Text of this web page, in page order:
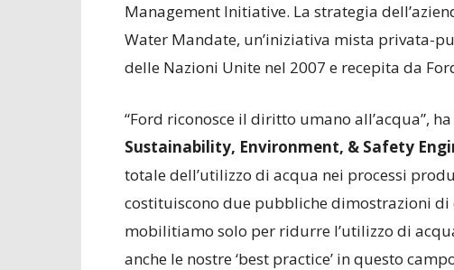
Management Initiative. La strategia
Water Mandate, un’iniziativa mista privata-
delle Nazioni Unite nel 2007 e recepita da
“Ford riconosce il diritto umano all’acqua”,
Sustainability, Environment, & Safety
totale dell’utilizzo di acqua nei processi
costituiscono due pubbliche dimostrazioni di
mobilitiamo solo per ridurre l’utilizzo di
anche le nostre ‘best practice’ in questo